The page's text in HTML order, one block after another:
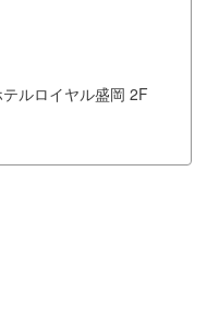
ルロイヤル盛岡 2F